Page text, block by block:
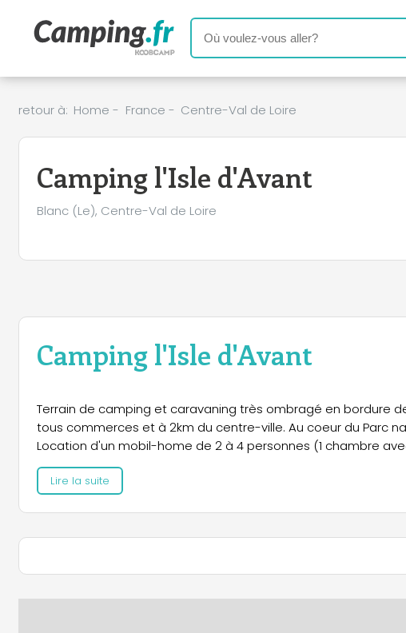
retour à: Home - France - Centre-Val de Loire
Camping l'Isle d'Avant
Blanc (Le), Centre-Val de Loire
Camping l'Isle d'Avant
Terrain de camping et caravaning très ombragé en bordure
tous commerces et à 2km du centre-ville. Au coeur du Parc
Location d'un mobil-home de 2 à 4 personnes (1 chambre
Lire la suite